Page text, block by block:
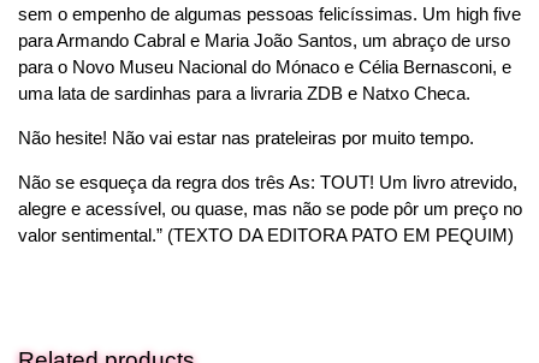
sem o empenho de algumas pessoas felicíssimas. Um high five
para Armando Cabral e Maria João Santos, um abraço de urso
para o Novo Museu Nacional do Mónaco e Célia Bernasconi, e
uma lata de sardinhas para a livraria ZDB e Natxo Checa.
Não hesite! Não vai estar nas prateleiras por muito tempo.
Não se esqueça da regra dos três As: TOUT! Um livro atrevido,
alegre e acessível, ou quase, mas não se pode pôr um preço no
valor sentimental.” (TEXTO DA EDITORA PATO EM PEQUIM)